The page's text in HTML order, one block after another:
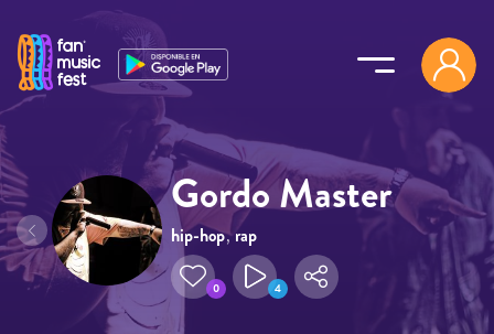
Gordo Master
hip-hop, rap
0 4